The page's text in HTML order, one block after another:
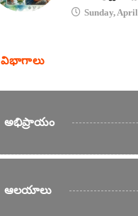
Sunday,
విభాగాలు
అభిప్రాయం
ఆలయాలు